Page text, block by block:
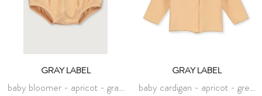
GRAY LABEL
baby bloomer - apricot - gray
GRAY LABEL
baby cardigan - apricot - grey